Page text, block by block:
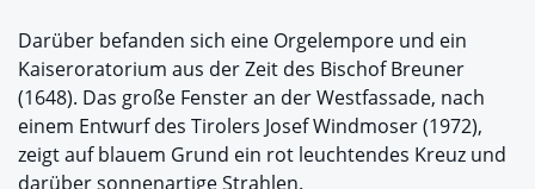
Darüber befanden sich eine Orgelempore und ein
Kaiseroratorium aus der Zeit des Bischof Breuner
(1648). Das große Fenster an der Westfassade, nach
einem Entwurf des Tirolers Josef Windmoser (1972),
zeigt auf blauem Grund ein rot leuchtendes Kreuz und
darüber sonnenartige Strahlen.